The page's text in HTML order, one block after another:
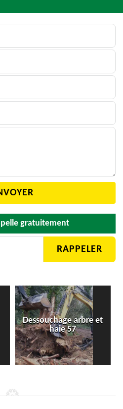
gratuitement
Dessouchage arbre et
haie 57